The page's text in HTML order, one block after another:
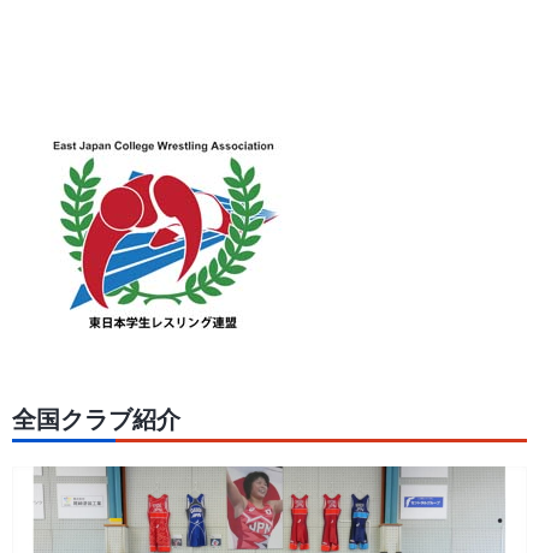
全国クラブ紹介